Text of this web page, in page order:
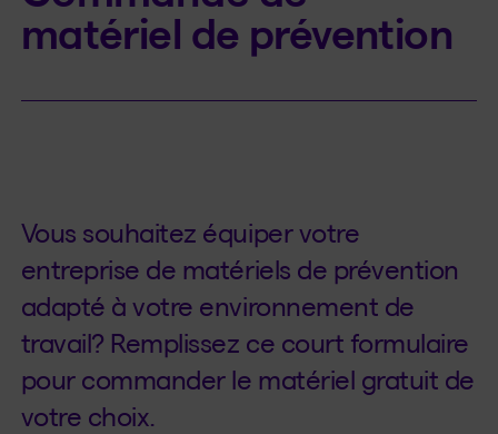
matériel de prévention
Vous souhaitez équiper votre
entreprise de matériels de prévention
adapté à votre environnement de
travail? Remplissez ce court formulaire
pour commander le matériel gratuit de
votre choix.